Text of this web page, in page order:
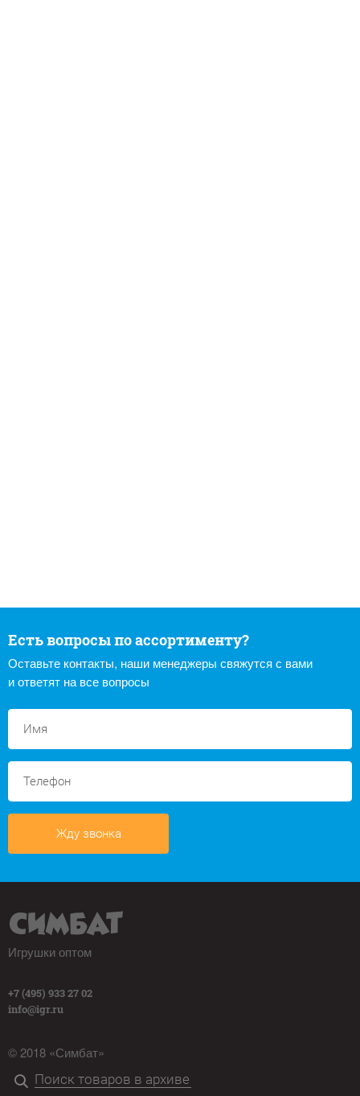
Есть вопросы по ассортименту?
Оставьте контакты, наши менеджеры свяжутся с вами
и ответят на все вопросы
Жду звонка
Игрушки оптом
+7 (495) 933 27 02
info@igr.ru
© 2018 «Симбат»